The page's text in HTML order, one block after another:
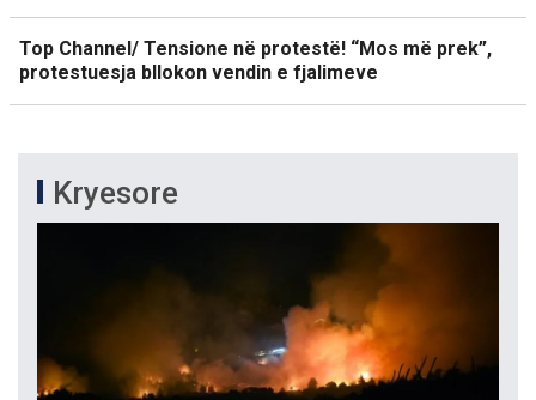
Top Channel/ Tensione në protestë! “Mos më prek”,
protestuesja bllokon vendin e fjalimeve
Kryesore